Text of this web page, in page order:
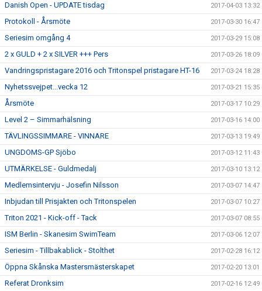
Danish Open - UPDATE tisdag 2017-04-03 13:32
Protokoll - Årsmöte 2017-03-30 16:47
Seriesim omgång 4 2017-03-29 15:08
2 x GULD + 2 x SILVER +++ Pers 2017-03-26 18:09
Vandringspristagare 2016 och Tritonspel pristagare HT-16 2017-03-24 18:28
Nyhetssvejpet...vecka 12 2017-03-21 15:35
Årsmöte 2017-03-17 10:29
Level 2 – Simmarhälsning 2017-03-16 14:00
TÄVLINGSSIMMARE - VINNARE 2017-03-13 19:49
UNGDOMS-GP Sjöbo 2017-03-12 11:43
UTMÄRKELSE - Guldmedalj 2017-03-10 13:12
Medlemsintervju - Josefin Nilsson 2017-03-07 14:47
Inbjudan till Prisjakten och Tritonspelen 2017-03-07 10:27
Triton 2021 - Kick-off - Tack 2017-03-07 08:55
ISM Berlin - Skanesim SwimTeam 2017-03-06 12:07
Seriesim - Tillbakablick - Stolthet 2017-02-28 16:12
Öppna Skånska Mastersmästerskapet 2017-02-20 13:01
Referat Dronksim 2017-02-16 12:49